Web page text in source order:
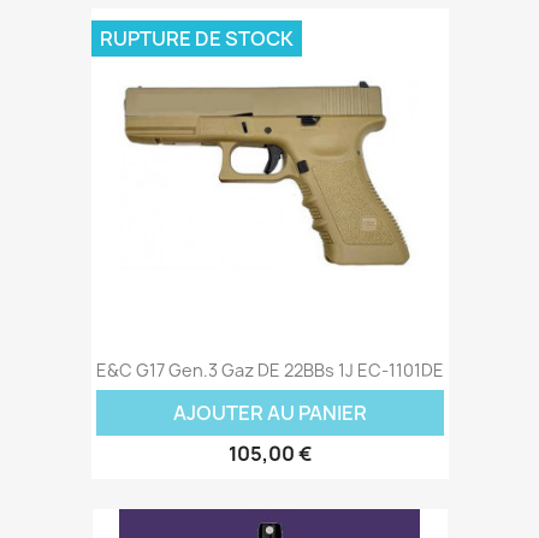
E&C G17 Gen.3 Gaz DE 22BBs 1J EC-1101DE
AJOUTER AU PANIER
105,00 €
RUPTURE DE STOCK